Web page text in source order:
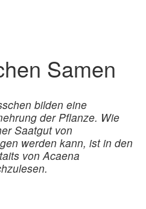
Samen
bilden eine
der Pflanze. Wie
Saatgut von
werden kann, ist in den
von Acaena